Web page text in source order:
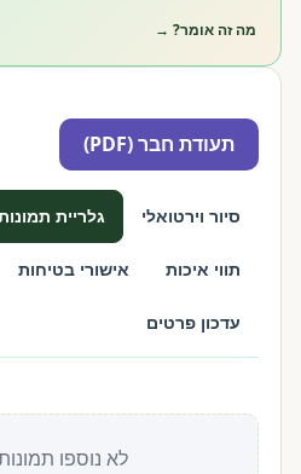
מה זה אומר? →
תעודת חבר (PDF)
סיור וירטואלי גלריית
תווי איכות אישורי בטיחות
עדכון פרטים
לא נוספו